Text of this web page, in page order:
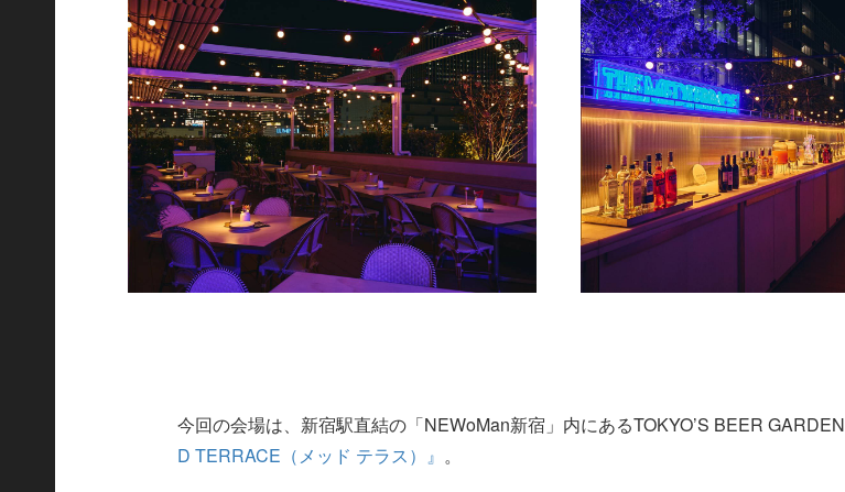
今回の会場は、新宿駅直結の「NEWoMan新宿」内にあるTOKYO’S BEER GARDEN
D TERRACE（メッド テラス）』 。